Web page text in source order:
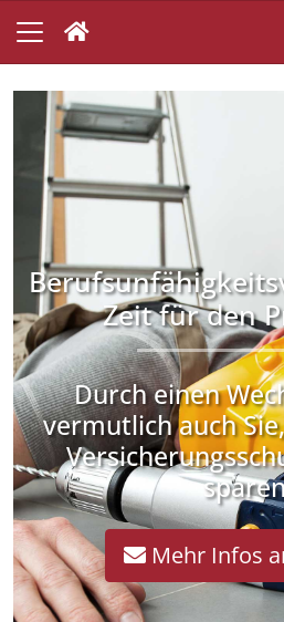
Zeit für den
Durch einen
vermutlich auch
Mehr Infos